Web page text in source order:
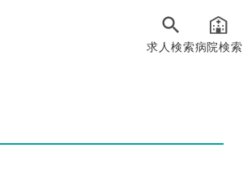
求人検索病院検索